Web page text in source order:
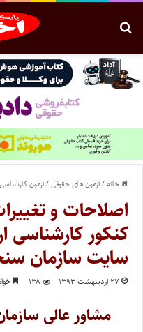
خانه/آزمون های حقوقی/آزمون
اصلاحات و
سایت سازمان
۲۷ اردیبهشت ۱۳۹۳ ۱۳۸
مشاور عالی